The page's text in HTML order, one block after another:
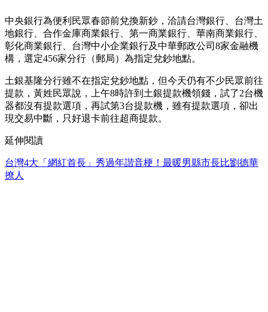
中央銀行為便利民眾春節前兌換新鈔，洽請台灣銀行、台灣土
地銀行、合作金庫商業銀行、第一商業銀行、華南商業銀行、
彰化商業銀行、台灣中小企業銀行及中華郵政公司8家金融機
構，選定456家分行（郵局）為指定兌鈔地點。
土銀基隆分行雖不在指定兌鈔地點，但今天仍有不少民眾前往
提款，黃姓民眾說，上午8時許到土銀提款機領錢，試了2台機
器都沒有提款選項，再試第3台提款機，雖有提款選項，卻出
現交易中斷，只好退卡前往超商提款。
延伸閱讀
台灣4大「網紅首長」秀過年諧音梗！最暖男縣市長比劉德華
撩人